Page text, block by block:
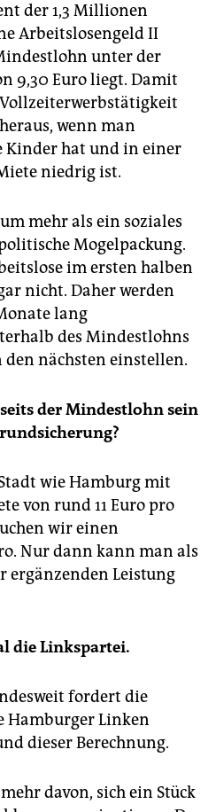
der 1,3 Millionen
Arbeitslosengeld II
unter der
9,30 Euro liegt. Damit
wenn man
Kinder hat und in einer
niedrig ist.
mehr als ein soziales
Mogelpackung.
im ersten halben
nicht. Daher werden
lang
des Mindestlohns
nächsten einstellen.
der Mindestlohn sein
wie Hamburg mit
von rund 11 Euro pro
wir einen
Nur dann kann man als
ergänzenden Leistung
die Linkspartei.
fordert die
Hamburger Linken
dieser Berechnung.
davon, sich ein Stück